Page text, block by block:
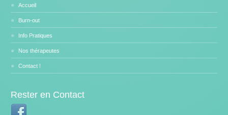
Accueil
Burn-out
Info Pratiques
Nos thérapeutes
Contact !
Rester en Contact